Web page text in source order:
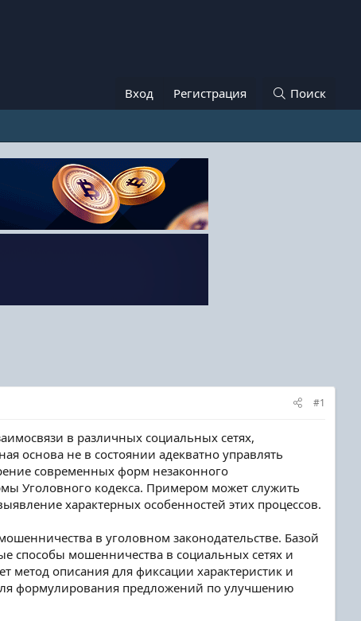
Вход Регистрация Поиск
#1
в различных социальных сетях,
основа не в состоянии адекватно управлять
современных форм незаконного
Уголовного кодекса. Примером может служить
характерных особенностей этих процессов.
в уголовном законодательстве. Базой
способы мошенничества в социальных сетях и
метод описания для фиксации характеристик и
формулирования предложений по улучшению